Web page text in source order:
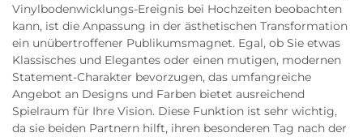
Vinylbodenwicklungs-Ereignis bei Hochzeiten beobachten
kann, ist die Anpassung in der ästhetischen Transformation
ein unübertroffener Publikumsmagnet. Egal, ob Sie etwas
Klassisches und Elegantes oder einen mutigen, modernen
Statement-Charakter bevorzugen, das umfangreiche
Angebot an Designs und Farben bietet ausreichend
Spielraum für Ihre Vision. Diese Funktion ist sehr wichtig,
da sie beiden Partnern hilft, ihren besonderen Tag nach der